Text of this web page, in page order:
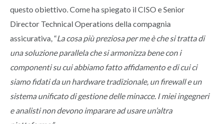
questo obiettivo. Come ha spiegato il CISO e Senior
Director Technical Operations della compagnia
assicurativa, “La cosa più preziosa per me è che si tratta di
una soluzione parallela che si armonizza bene con i
componenti su cui abbiamo fatto affidamento e di cui ci
siamo fidati da un hardware tradizionale, un firewall e un
sistema unificato di gestione delle minacce. I miei ingegneri
e analisti non devono imparare ad usare un’altra